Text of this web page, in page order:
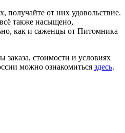
получайте от них удовольствие.
также насыщено,
как и саженцы от Питомника
заказа, стоимости и условиях
можно ознакомиться здесь.